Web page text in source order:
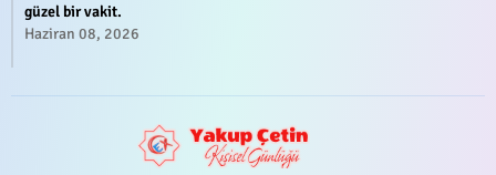
güzel bir vakit.
Haziran 08, 2026